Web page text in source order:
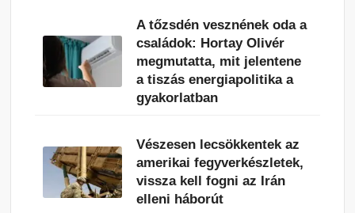
A tőzsdén vesznének oda a
családok: Hortay Olivér
megmutatta, mit jelentene
a tiszás energiapolitika a
gyakorlatban
Vészesen lecsökkentek az
amerikai fegyverkészletek,
vissza kell fogni az Irán
elleni háborút